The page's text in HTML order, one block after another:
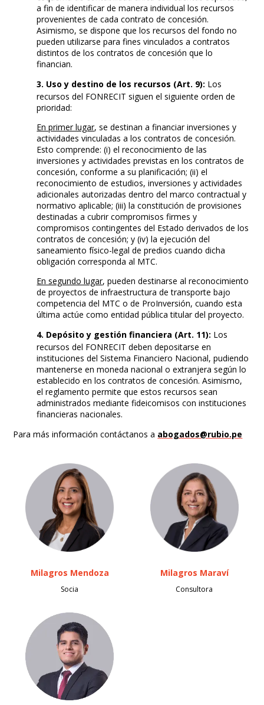
a fin de identificar de manera individual los recursos
provenientes de cada contrato de concesión.
Asimismo, se dispone que los recursos del fondo no
pueden utilizarse para fines vinculados a contratos
distintos de los contratos de concesión que lo
financian.
3. Uso y destino de los recursos (Art. 9): Los
recursos del FONRECIT siguen el siguiente orden de
prioridad:
En primer lugar, se destinan a financiar inversiones y
actividades vinculadas a los contratos de concesión.
Esto comprende: (i) el reconocimiento de las
inversiones y actividades previstas en los contratos de
concesión, conforme a su planificación; (ii) el
reconocimiento de estudios, inversiones y actividades
adicionales autorizadas dentro del marco contractual y
normativo aplicable; (iii) la constitución de provisiones
destinadas a cubrir compromisos firmes y
compromisos contingentes del Estado derivados de los
contratos de concesión; y (iv) la ejecución del
saneamiento físico-legal de predios cuando dicha
obligación corresponda al MTC.
En segundo lugar, pueden destinarse al reconocimiento
de proyectos de infraestructura de transporte bajo
competencia del MTC o de ProInversión, cuando esta
última actúe como entidad pública titular del proyecto.
4. Depósito y gestión financiera (Art. 11): Los
recursos del FONRECIT deben depositarse en
instituciones del Sistema Financiero Nacional, pudiendo
mantenerse en moneda nacional o extranjera según lo
establecido en los contratos de concesión. Asimismo,
el reglamento permite que estos recursos sean
administrados mediante fideicomisos con instituciones
financieras nacionales.
Para más información contáctanos a abogados@rubio.pe
Milagros Mendoza
Socia
Milagros Maraví
Consultora